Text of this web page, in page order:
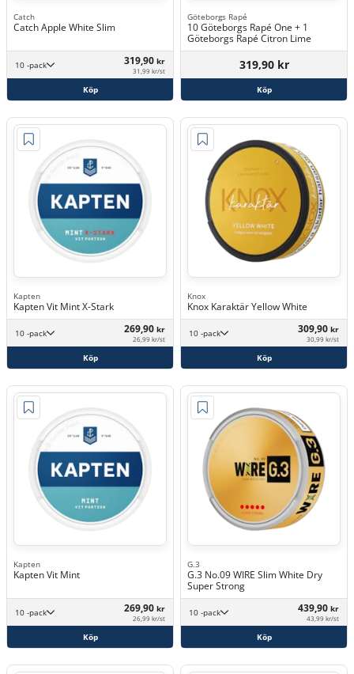
Catch
Catch Apple White Slim
10 -pack 319,90 kr
31,99 kr/st
Köp
Göteborgs Rapé
10 Göteborgs Rapé One + 1
Göteborgs Rapé Citron Lime
319,90 kr
Köp
Kapten
Kapten Vit Mint X-Stark
10 -pack 269,90 kr
26,99 kr/st
Köp
Knox
Knox Karaktär Yellow White
10 -pack 309,90 kr
30,99 kr/st
Köp
Kapten
Kapten Vit Mint
10 -pack 269,90 kr
26,99 kr/st
Köp
G.3
G.3 No.09 WIRE Slim White Dry
Super Strong
10 -pack 439,90 kr
43,99 kr/st
Köp